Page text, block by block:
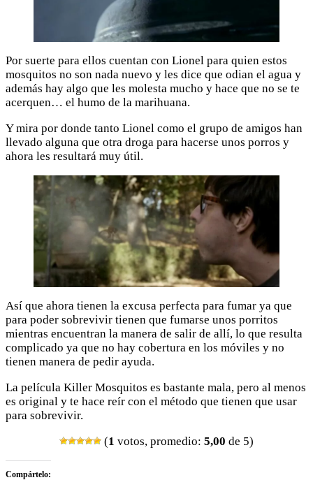
Por suerte para ellos cuentan con Lionel para quien estos
mosquitos no son nada nuevo y les dice que odian el agua y
además hay algo que les molesta mucho y hace que no se te
acerquen… el humo de la marihuana.
Y mira por donde tanto Lionel como el grupo de amigos han
llevado alguna que otra droga para hacerse unos porros y
ahora les resultará muy útil.
Así que ahora tienen la excusa perfecta para fumar ya que
para poder sobrevivir tienen que fumarse unos porritos
mientras encuentran la manera de salir de allí, lo que resulta
complicado ya que no hay cobertura en los móviles y no
tienen manera de pedir ayuda.
La película Killer Mosquitos es bastante mala, pero al menos
es original y te hace reír con el método que tienen que usar
para sobrevivir.
(1 votos, promedio: 5,00 de 5)
Compártelo: